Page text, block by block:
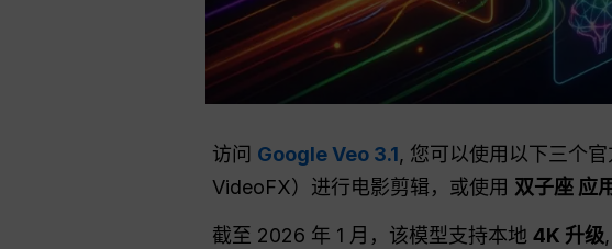
访问 Google Veo 3.1, 您可以使用以下三个
VideoFX）进行电影剪辑，或使用 双子座 应
截至 2026 年 1 月，该模型支持本地 4K 升级,